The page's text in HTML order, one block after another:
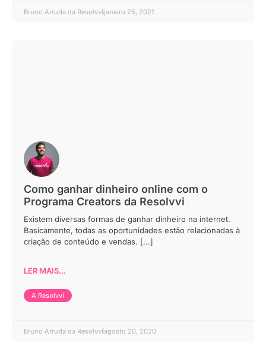
Bruno Arruda da Resolvvi janeiro 25, 2021
Como ganhar dinheiro online com o
Programa Creators da Resolvvi
Existem diversas formas de ganhar dinheiro na internet.
Basicamente, todas as oportunidades estão relacionadas à
criação de conteúdo e vendas. [...]
LER MAIS...
A Resolvvi
Bruno Arruda da Resolvviagosto 20, 2020